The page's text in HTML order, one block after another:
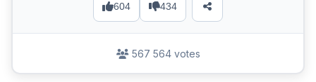
604 434
567 564 votes